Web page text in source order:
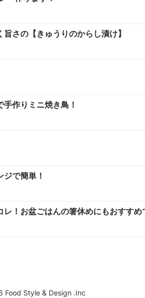
さの【きゅうりのからし漬け】
作りミニ焼き鳥！
で簡単！
レ！お盆ごはんの箸休めにもおすすめ
Food Style & Design .Inc